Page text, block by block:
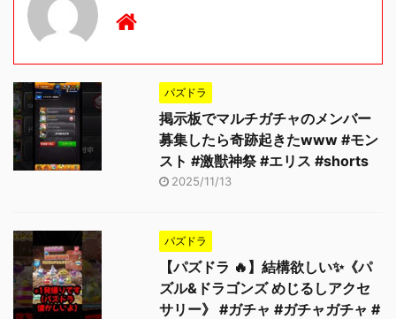
パズドラ
掲示板でマルチガチャのメンバー
募集したら奇跡起きたwww #モン
スト #激獣神祭 #エリス #shorts
2025/11/13
パズドラ
【パズドラ 🔥】結構欲しい✨《パ
ズル&ドラゴンズ めじるしアクセ
サリー》 #ガチャ #ガチャガチャ #